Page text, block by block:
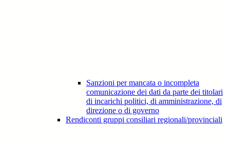
Sanzioni per mancata o incompleta
comunicazione dei dati da parte dei titolari
di incarichi politici, di amministrazione, di
direzione o di governo
Rendiconti gruppi consiliari regionali/provinciali